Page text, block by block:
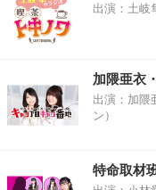
出演：土岐
加隈亜衣
出演：加隈
ン）
特命取材